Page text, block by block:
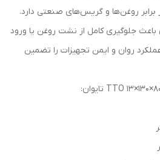
روغن‌ها و گریس‌های صنعتی دارد.
جلوگیری کامل از نشت روغن یا ورود
روان و ایمن تجهیزات را تضمین